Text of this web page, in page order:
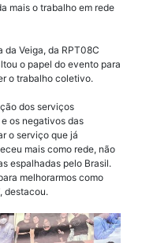
mais o trabalho em rede
da Veiga, da RPT08C
o papel do evento para
o trabalho coletivo.
dos serviços
os negativos das
o serviço que já
mais como rede, não
espalhadas pelo Brasil.
melhorarmos como
destacou.